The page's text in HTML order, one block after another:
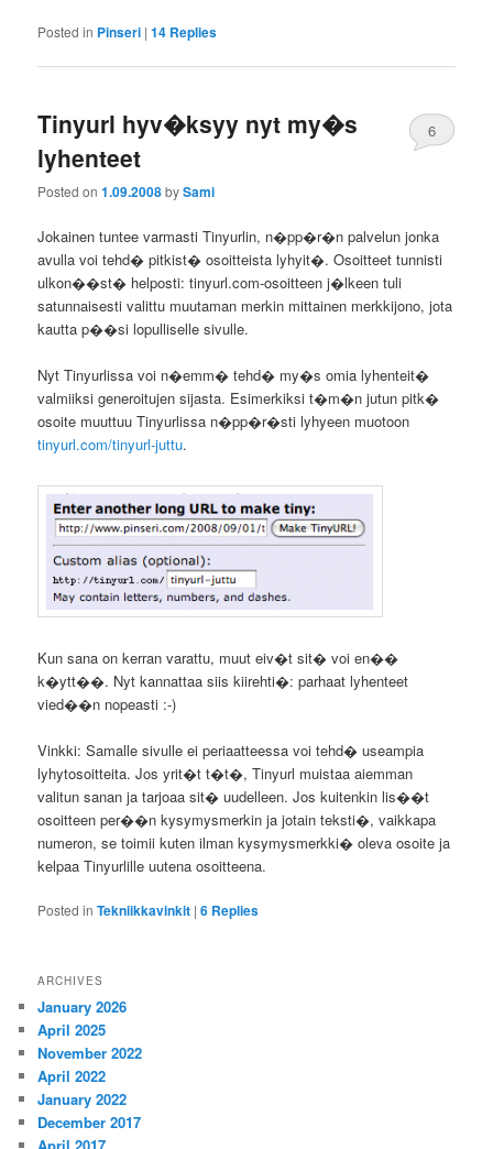
Posted in Pinseri |14 Replies
Tinyurl hyv�ksyy nyt my�s
lyhenteet
Posted on1.09.2008bySami
6
Jokainen tuntee varmasti Tinyurlin, n�pp�r�n palvelun jonka
avulla voi tehd� pitkist� osoitteista lyhyit�. Osoitteet tunnisti
ulkon��st� helposti: tinyurl.com-osoitteen j�lkeen tuli
satunnaisesti valittu muutaman merkin mittainen merkkijono, jota
kautta p��si lopulliselle sivulle.
Nyt Tinyurlissa voi n�emm� tehd� my�s omia lyhenteit�
valmiiksi generoitujen sijasta. Esimerkiksi t�m�n jutun pitk�
osoite muuttuu Tinyurlissa n�pp�r�sti lyhyeen muotoon
tinyurl.com/tinyurl-juttu.
Kun sana on kerran varattu, muut eiv�t sit� voi en��
k�ytt��. Nyt kannattaa siis kiirehti�: parhaat lyhenteet
vied��n nopeasti :-)
Vinkki: Samalle sivulle ei periaatteessa voi tehd� useampia
lyhytosoitteita. Jos yrit�t t�t�, Tinyurl muistaa aiemman
valitun sanan ja tarjoaa sit� uudelleen. Jos kuitenkin lis��t
osoitteen per��n kysymysmerkin ja jotain teksti�, vaikkapa
numeron, se toimii kuten ilman kysymysmerkki� oleva osoite ja
kelpaa Tinyurlille uutena osoitteena.
Posted in Tekniikkavinkit |6 Replies
ARCHIVES
January 2026
April 2025
November 2022
April 2022
January 2022
December 2017